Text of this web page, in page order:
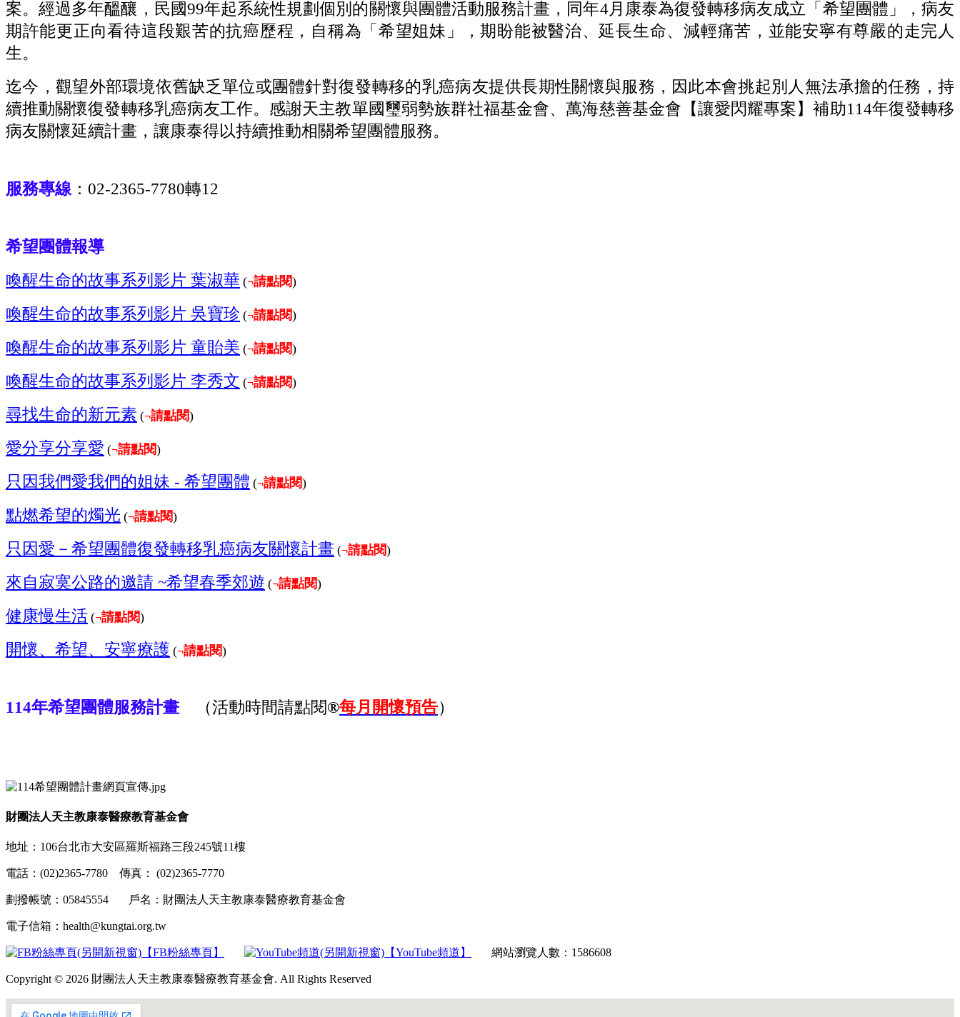
案。經過多年醞釀，民國99年起系統性規劃個別的關懷與團體活動服務計畫，同年4月康泰為復發轉移病友成立「希望團體」，病友
期許能更正向看待這段艱苦的抗癌歷程，自稱為「希望姐妹」，期盼能被醫治、延長生命、減輕痛苦，並能安寧有尊嚴的走完人
生。
迄今，觀望外部環境依舊缺乏單位或團體針對復發轉移的乳癌病友提供長期性關懷與服務，因此本會挑起別人無法承擔的任務，持
續推動關懷復發轉移乳癌病友工作。感謝天主教單國璽弱勢族群社福基金會、萬海慈善基金會【讓愛閃耀專案】補助114年復發轉移
病友關懷延續計畫，讓康泰得以持續推動相關希望團體服務。
服務專線 ：02-2365-7780轉12
希望團體報導
喚醒生命的故事系列影片 葉淑華 (¬請點閱)
喚醒生命的故事系列影片 吳寶珍 (¬請點閱)
喚醒生命的故事系列影片 童貽美 (¬請點閱)
喚醒生命的故事系列影片 李秀文 (¬請點閱)
尋找生命的新元素 (¬請點閱)
愛分享分享愛 (¬請點閱)
只因我們愛我們的姐妹 - 希望團體 (¬請點閱)
點燃希望的燭光 (¬請點閱)
只因愛－希望團體復發轉移乳癌病友關懷計畫 (¬請點閱)
來自寂寞公路的邀請 ~希望春季郊遊 (¬請點閱)
健康慢生活 (¬請點閱)
開懷、希望、安寧療護 (¬請點閱)
114年希望團體服務計畫 （活動時間請點閱®每月開懷預告）
財團法人天主教康泰醫療教育基金會
地址：106台北市大安區羅斯福路三段245號11樓
電話：(02)2365-7780 傳真： (02)2365-7770
劃撥帳號：05845554 戶名：財團法人天主教康泰醫療教育基金會
電子信箱：health@kungtai.org.tw
【FB粉絲專頁】 【YouTube頻道】 網站瀏覽人數：1586608
Copyright © 2026 財團法人天主教康泰醫療教育基金會. All Rights Reserved